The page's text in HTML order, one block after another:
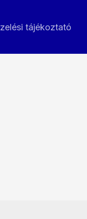
tájékoztató